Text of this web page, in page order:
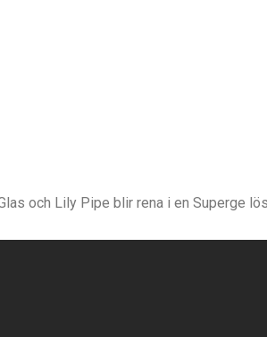
och Lily Pipe blir rena i en Superge